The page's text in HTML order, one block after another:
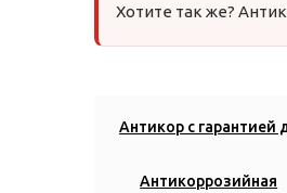
Хотите так же?
Антикор с гарантией
Антикоррозийная